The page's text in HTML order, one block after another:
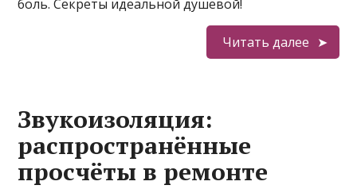
боль. Секреты идеальной душевой!
Читать далее
Звукоизоляция:
распространённые
просчёты в ремонте